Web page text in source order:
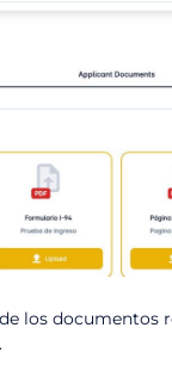
los documentos